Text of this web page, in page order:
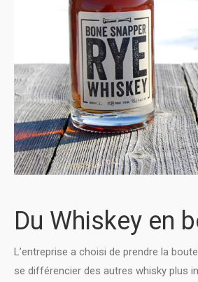
Du Whiskey en
L’entreprise a choisi de prendre la
se différencier des autres whisky plus